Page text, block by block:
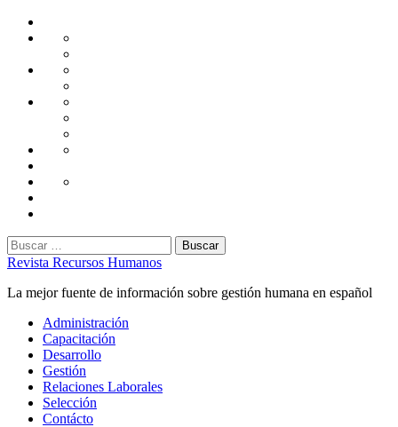
Saltar
Administración
Capacitación
Desarrollo
Gestión
Laborales
Selección
Buscar:
Revista Recursos Humanos
La mejor fuente de información sobre gestión humana en español
Menú
principal
Administración
Capacitación
Desarrollo
Gestión
Relaciones Laborales
Selección
Contácto